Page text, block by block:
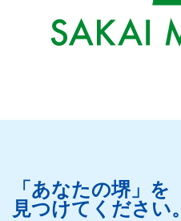
「あなたの堺」を
見つけてください。